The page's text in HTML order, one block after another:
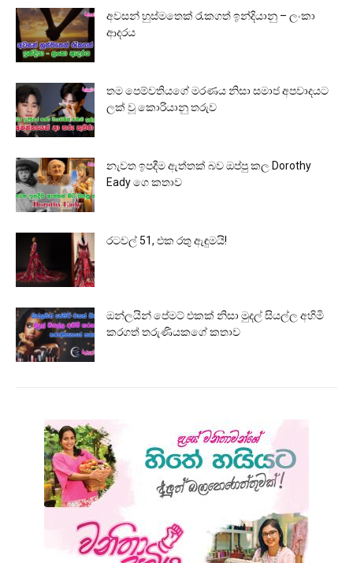
අවසන් හුස්මතෙක් රැකගත් ඉන්දියානු – ලංකා
ආදරය
තම පෙම්වතියගේ මරණය නිසා සමාජ අපවාදයට
ලක් වූ කොරියානු තරුව
නැවත ඉපදීම ඇත්තක් බව ඔප්පු කල Dorothy
Eady ගෙ කතාව
රටවල් 51, එක රතු ඇඳුමයි!
ඔන්ලයින් පේමට් එකක් නිසා මුදල් සියල්ල අහිමි
කරගත් තරුණියකගේ කතාව